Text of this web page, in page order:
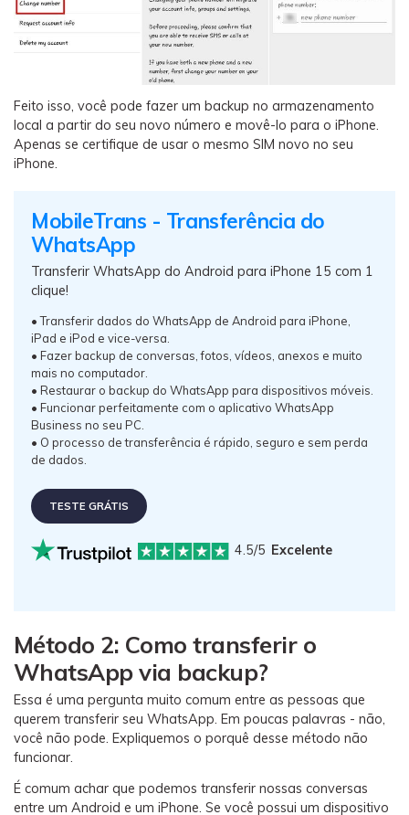
Feito isso, você pode fazer um backup no armazenamento
local a partir do seu novo número e movê-lo para o iPhone.
Apenas se certifique de usar o mesmo SIM novo no seu
iPhone.
MobileTrans - Transferência do
WhatsApp
Transferir WhatsApp do Android para iPhone 15 com 1
clique!
• Transferir dados do WhatsApp de Android para iPhone,
iPad e iPod e vice-versa.
• Fazer backup de conversas, fotos, vídeos, anexos e muito
mais no computador.
• Restaurar o backup do WhatsApp para dispositivos móveis.
• Funcionar perfeitamente com o aplicativo WhatsApp
Business no seu PC.
• O processo de transferência é rápido, seguro e sem perda
de dados.
TESTE GRÁTIS
4.5/5 Excelente
Método 2: Como transferir o
WhatsApp via backup?
Essa é uma pergunta muito comum entre as pessoas que
querem transferir seu WhatsApp. Em poucas palavras - não,
você não pode. Expliquemos o porquê desse método não
funcionar.
É comum achar que podemos transferir nossas conversas
entre um Android e um iPhone. Se você possui um dispositivo